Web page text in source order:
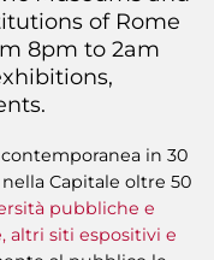
of Rome
8pm to 2am
in 30
Capitale oltre 50
pubbliche e
altri siti espositivi e